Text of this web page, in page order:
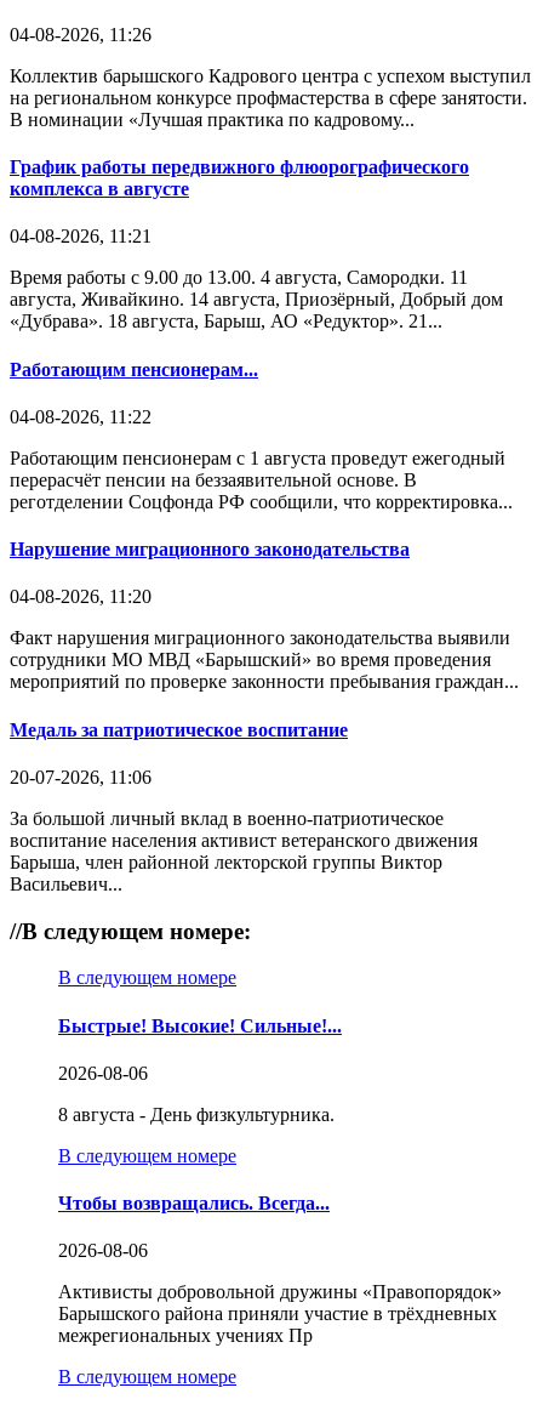
04-08-2026, 11:26
Коллектив барышского Кадрового центра с успехом выступил
на региональном конкурсе профмастерства в сфере занятости.
В номинации «Лучшая практика по кадровому...
График работы передвижного флюорографического
комплекса в августе
04-08-2026, 11:21
Время работы с 9.00 до 13.00. 4 августа, Самородки. 11
августа, Живайкино. 14 августа, Приозёрный, Добрый дом
«Дубрава». 18 августа, Барыш, АО «Редуктор». 21...
Работающим пенсионерам...
04-08-2026, 11:22
Работающим пенсионерам с 1 августа проведут ежегодный
перерасчёт пенсии на беззаявительной основе. В
реготделении Соцфонда РФ сообщили, что корректировка...
Нарушение миграционного законодательства
04-08-2026, 11:20
Факт нарушения миграционного законодательства выявили
сотрудники МО МВД «Барышский» во время проведения
мероприятий по проверке законности пребывания граждан...
Медаль за патриотическое воспитание
20-07-2026, 11:06
За большой личный вклад в военно-патриотическое
воспитание населения активист ветеранского движения
Барыша, член районной лекторской группы Виктор
Васильевич...
//В следующем номере:
В следующем номере
Быстрые! Высокие! Сильные!...
2026-08-06
8 августа - День физкультурника.
В следующем номере
Чтобы возвращались. Всегда...
2026-08-06
Активисты добровольной дружины «Правопорядок»
Барышского района приняли участие в трёхдневных
межрегиональных учениях Пр
В следующем номере